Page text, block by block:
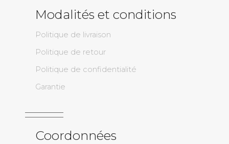
Modalités et conditions
Politique de livraison
Politique de retour
Politique de confidentialité
Garantie
Coordonnées